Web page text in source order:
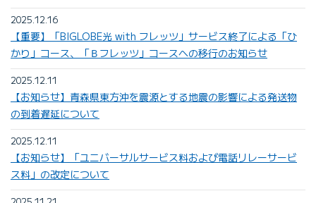
2025.12.16
【重要】「BIGLOBE光 with フレッツ」サービス終了による「ひ
かり」コース、「Ｂフレッツ」コースへの移行のお知らせ
2025.12.11
【お知らせ】青森県東方沖を震源とする地震の影響による発送物
の到着遅延について
2025.12.11
【お知らせ】「ユニバーサルサービス料および電話リレーサービ
ス料」の改定について